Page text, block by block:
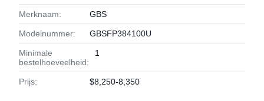
Merknaam: GBS
Modelnummer: GBSFP384100U
Minimale
bestelhoeveelheid:
1
Prijs: $8,250-8,350